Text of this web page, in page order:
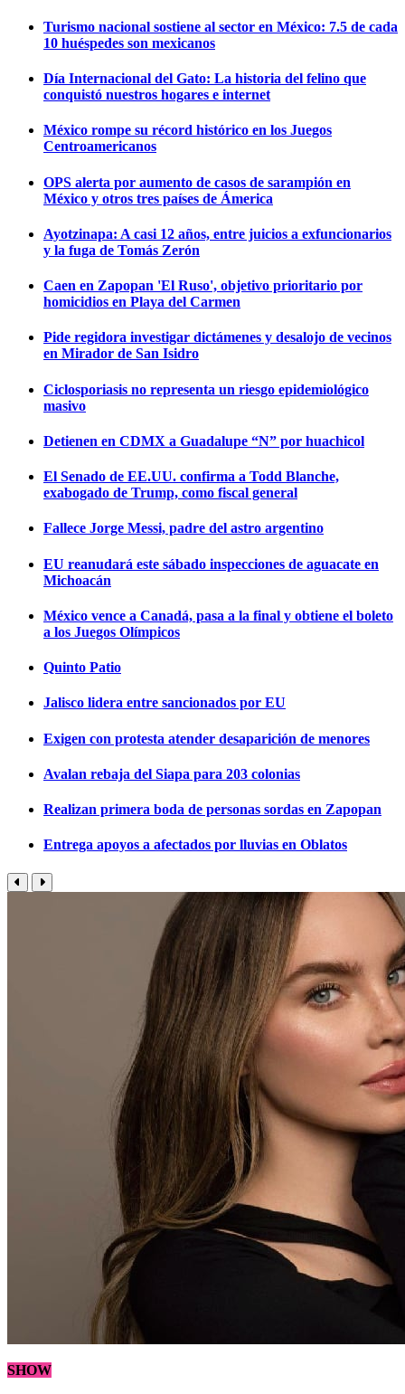
Turismo nacional sostiene al sector en México: 7.5 de cada
10 huéspedes son mexicanos
Día Internacional del Gato: La historia del felino que
conquistó nuestros hogares e internet
México rompe su récord histórico en los Juegos
Centroamericanos
OPS alerta por aumento de casos de sarampión en
México y otros tres países de Ámerica
Ayotzinapa: A casi 12 años, entre juicios a exfuncionarios
y la fuga de Tomás Zerón
Caen en Zapopan 'El Ruso', objetivo prioritario por
homicidios en Playa del Carmen
Pide regidora investigar dictámenes y desalojo de vecinos
en Mirador de San Isidro
Ciclosporiasis no representa un riesgo epidemiológico
masivo
Detienen en CDMX a Guadalupe “N” por huachicol
El Senado de EE.UU. confirma a Todd Blanche,
exabogado de Trump, como fiscal general
Fallece Jorge Messi, padre del astro argentino
EU reanudará este sábado inspecciones de aguacate en
Michoacán
México vence a Canadá, pasa a la final y obtiene el boleto
a los Juegos Olímpicos
Quinto Patio
Jalisco lidera entre sancionados por EU
Exigen con protesta atender desaparición de menores
Avalan rebaja del Siapa para 203 colonias
Realizan primera boda de personas sordas en Zapopan
Entrega apoyos a afectados por lluvias en Oblatos
SHOW